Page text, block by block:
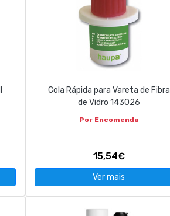
Cola Rápida para Vareta de Fibra
de Vidro 143026
Por Encomenda
15,54€
Ver mais